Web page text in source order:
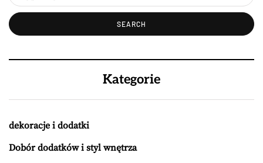
Kategorie
dekoracje i dodatki
Dobór dodatków i styl wnętrza